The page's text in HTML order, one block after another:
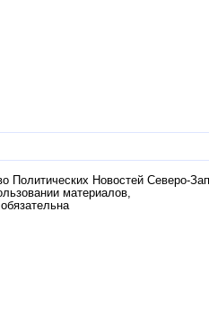
Политических Новостей Северо-
материалов,